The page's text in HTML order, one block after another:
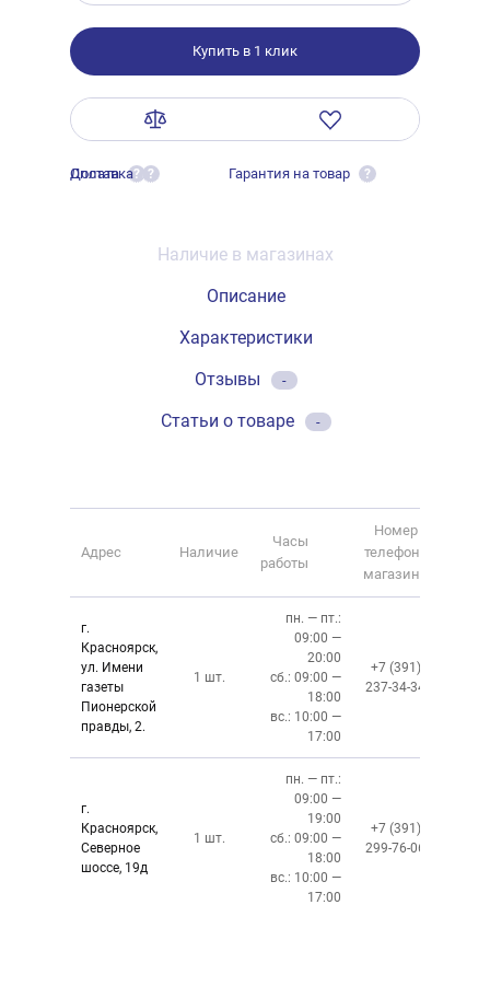
Купить в 1 клик
Оплата ?
Доставка ? Гарантия на товар ?
Наличие в магазинах
Описание
Характеристики
Отзывы
-
Статьи о товаре -
Адрес Наличие
Часы
работы
Номер
телефона
магазина
г.
Красноярск,
ул. Имени
газеты
Пионерской
правды, 2.
1 шт.
пн. — пт.:
09:00 —
20:00
сб.: 09:00 —
18:00
вс.: 10:00 —
17:00
+7 (391)
237-34-34
г.
Красноярск,
Северное
шоссе, 19д
1 шт.
пн. — пт.:
09:00 —
19:00
сб.: 09:00 —
18:00
вс.: 10:00 —
17:00
+7 (391)
299-76-06